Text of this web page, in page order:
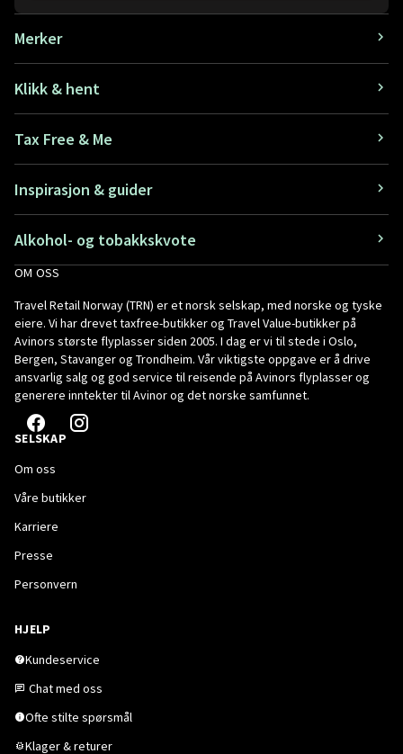
Merker
Klikk & hent
Tax Free & Me
Inspirasjon & guider
Alkohol- og tobakkskvote
OM OSS
Travel Retail Norway (TRN) er et norsk selskap, med norske og tyske
eiere. Vi har drevet taxfree-butikker og Travel Value-butikker på
Avinors største flyplasser siden 2005. I dag er vi til stede i Oslo,
Bergen, Stavanger og Trondheim. Vår viktigste oppgave er å drive
ansvarlig salg og god service til reisende på Avinors flyplasser og
generere inntekter til Avinor og det norske samfunnet.
SELSKAP
Om oss
Våre butikker
Karriere
Presse
Personvern
HJELP
Kundeservice
Chat med oss
Ofte stilte spørsmål
Klager & returer